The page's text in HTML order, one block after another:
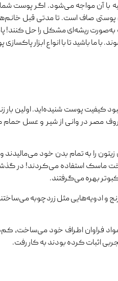
آن مواجه می‌شود. اگر پوست شما
پوستی صاف است. تا مدتی قبل
ریشه‌ای مشکل را حل کنند!
ما باشید تا با انواع ابزار
کیفیت پوست شنیده‌اید. اولین
مصر در وانی از شیر و عسل
زیتون را به تمام بدن خود
استفاده می‌کردند! در گذشته
بهره می‌گرفتند.
و ادویه‌هایی مثل زردچوبه
فراوان اطراف خود می‌ساخت،
اثبات کرده بودند به کار رفت.